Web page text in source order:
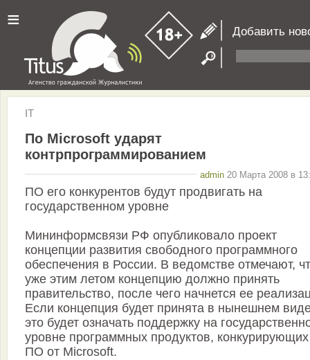
≡ Добавить
IT
По Microsoft ударят
контрпрограммированием
admin 20 Марта 2008 в
ПО его конкурентов будут продвигать на
государственном уровне
Мининформсвязи РФ опубликовало проект
концепции развития свободного программного
обеспечения в России. В ведомстве отмечают,
уже этим летом концепцию должно принять
правительство, после чего начнется ее
Если концепция будет принята в нынешнем
это будет означать поддержку на
уровне программных продуктов,
ПО от Microsoft.